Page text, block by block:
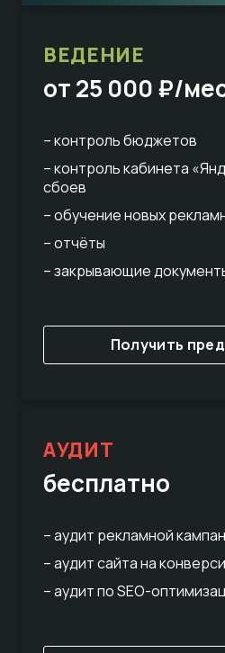
ВЕДЕНИЕ
от 25 000 ₽/
– контроль бюджетов
– контроль кабинета
сбоев
– обучение новых
– отчёты
– закрывающие
Получить
АУДИТ
бесплатно
– аудит рекламной
– аудит сайта на
– аудит по SEO-